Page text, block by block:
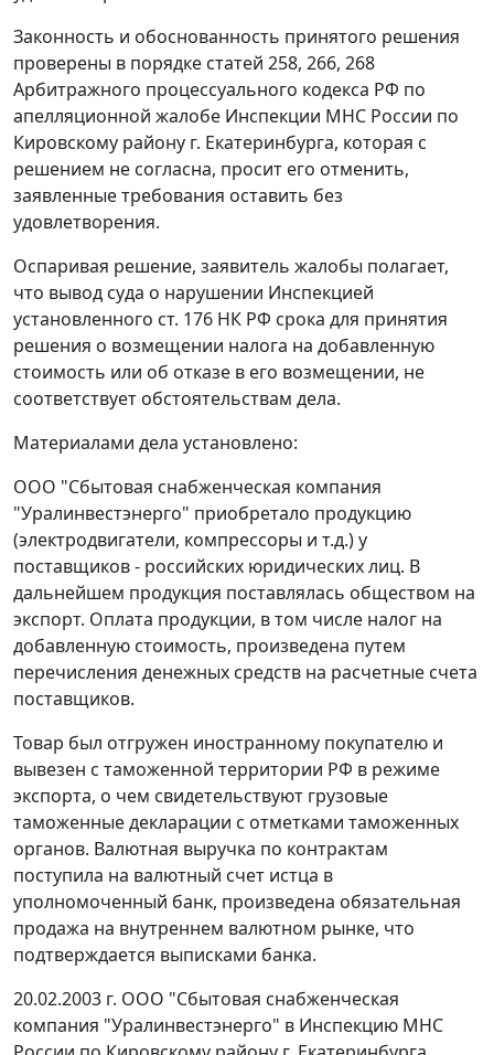
Законность и обоснованность принятого решения
проверены в порядке статей 258, 266, 268
Арбитражного процессуального кодекса РФ по
апелляционной жалобе Инспекции МНС России по
Кировскому району г. Екатеринбурга, которая с
решением не согласна, просит его отменить,
заявленные требования оставить без
удовлетворения.
Оспаривая решение, заявитель жалобы полагает,
что вывод суда о нарушении Инспекцией
установленного ст. 176 НК РФ срока для принятия
решения о возмещении налога на добавленную
стоимость или об отказе в его возмещении, не
соответствует обстоятельствам дела.
Материалами дела установлено:
ООО "Сбытовая снабженческая компания
"Уралинвестэнерго" приобретало продукцию
(электродвигатели, компрессоры и т.д.) у
поставщиков - российских юридических лиц. В
дальнейшем продукция поставлялась обществом на
экспорт. Оплата продукции, в том числе налог на
добавленную стоимость, произведена путем
перечисления денежных средств на расчетные счета
поставщиков.
Товар был отгружен иностранному покупателю и
вывезен с таможенной территории РФ в режиме
экспорта, о чем свидетельствуют грузовые
таможенные декларации с отметками таможенных
органов. Валютная выручка по контрактам
поступила на валютный счет истца в
уполномоченный банк, произведена обязательная
продажа на внутреннем валютном рынке, что
подтверждается выписками банка.
20.02.2003 г. ООО "Сбытовая снабженческая
компания "Уралинвестэнерго" в Инспекцию МНС